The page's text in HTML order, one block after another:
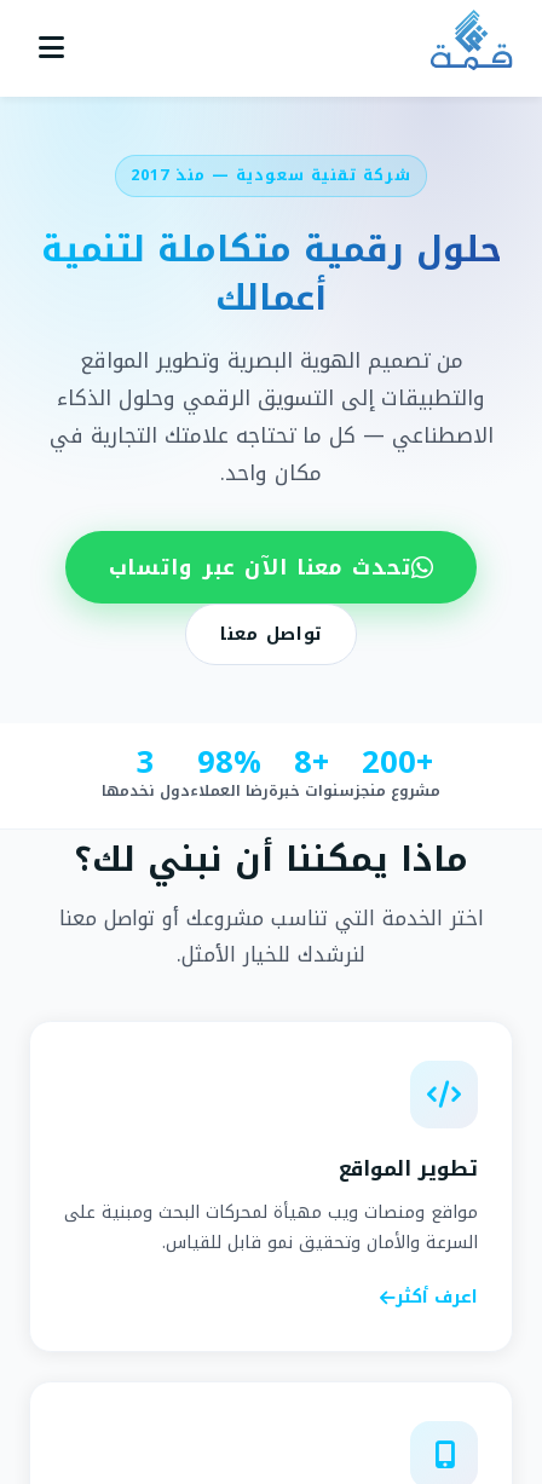
شركة تقنية سعودية — منذ 2017
حلول رقمية متكاملة لتنمية
أعمالك
من تصميم الهوية البصرية وتطوير المواقع
والتطبيقات إلى التسويق الرقمي وحلول الذكاء
الاصطناعي — كل ما تحتاجه علامتك التجارية في
مكان واحد.
تحدث معنا الآن عبر واتساب
تواصل معنا
+200
مشروع منجز +8
سنوات خبرة 98%
رضا العملاء 3
دول نخدمها
ماذا يمكننا أن نبني لك؟
اختر الخدمة التي تناسب مشروعك أو تواصل معنا
لنرشدك للخيار الأمثل.
تطوير المواقع
مواقع ومنصات ويب مهيأة لمحركات البحث ومبنية على
السرعة والأمان وتحقيق نمو قابل للقياس.
اعرف أكثر